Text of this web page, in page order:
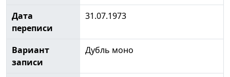
Дата
переписи
31.07.1973
Вариант
записи
Дубль моно